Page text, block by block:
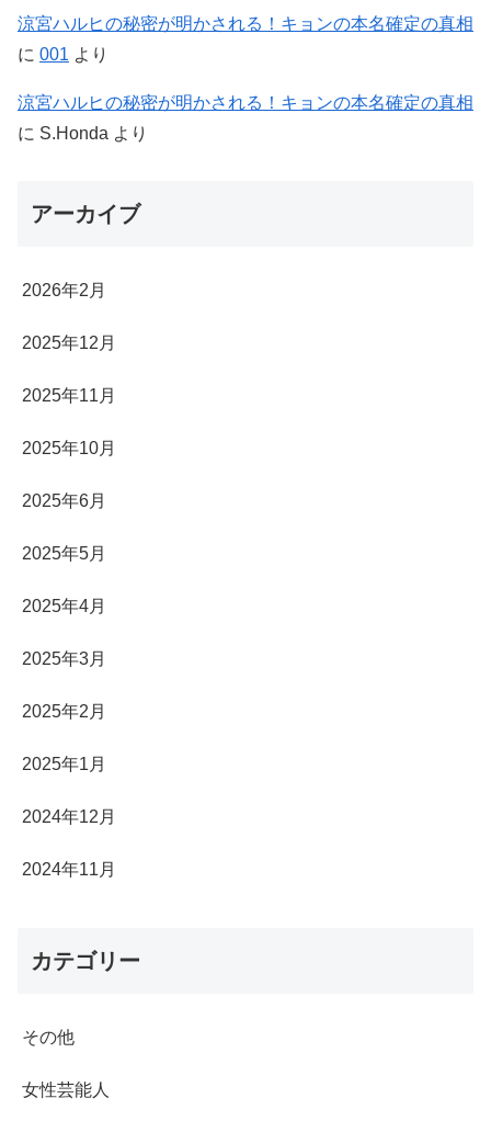
涼宮ハルヒの秘密が明かされる！キョンの本名確定の真相
に 001 より
涼宮ハルヒの秘密が明かされる！キョンの本名確定の真相
に S.Honda より
アーカイブ
2026年2月
2025年12月
2025年11月
2025年10月
2025年6月
2025年5月
2025年4月
2025年3月
2025年2月
2025年1月
2024年12月
2024年11月
カテゴリー
その他
女性芸能人